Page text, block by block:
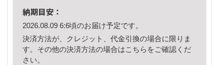
納期目安：
2026.08.09 6:6頃のお届け予定です。
決済方法が、クレジット、代金引換の場合に限りま
す。その他の決済方法の場合はこちら をご確認くだ
さい。